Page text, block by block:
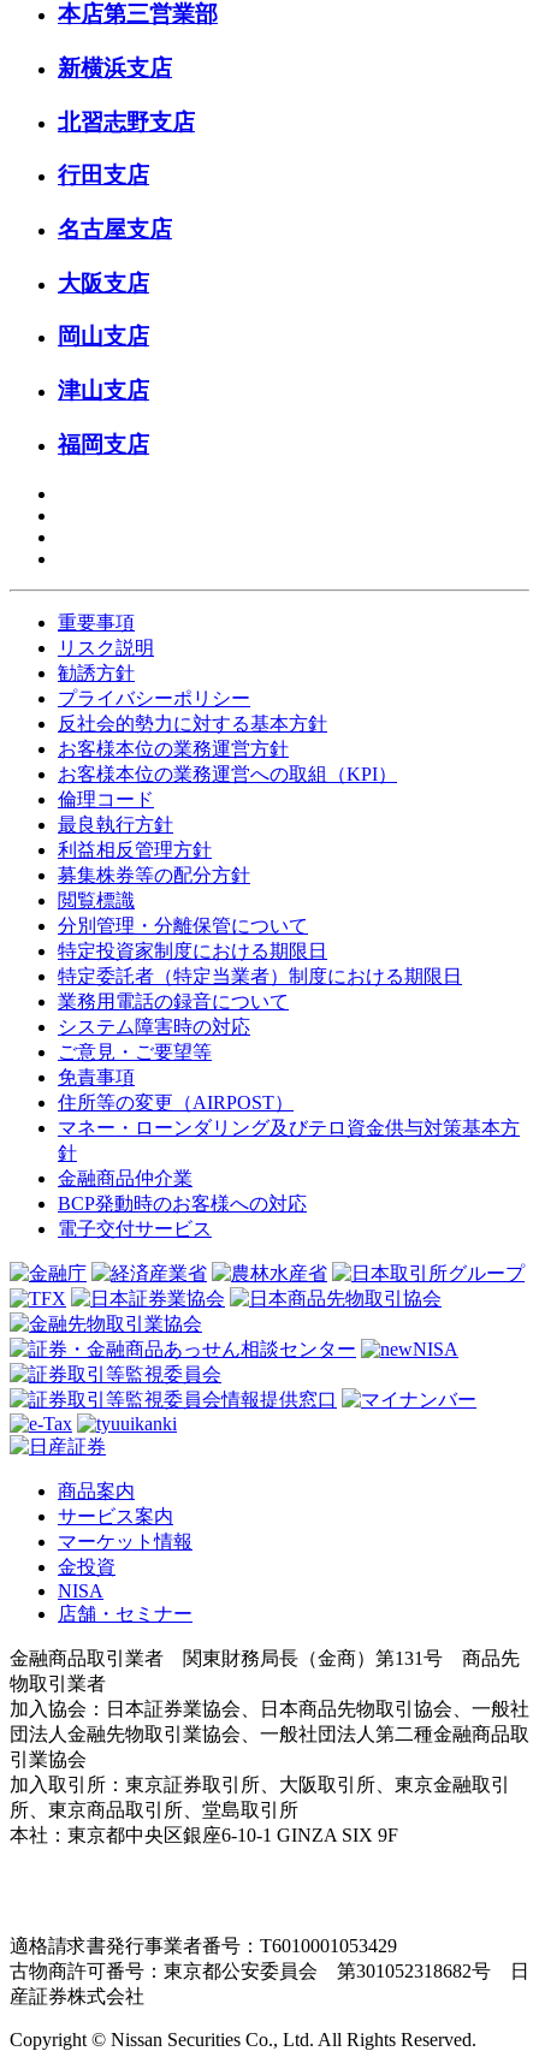
本店第三営業部
新横浜支店
北習志野支店
行田支店
名古屋支店
大阪支店
岡山支店
津山支店
福岡支店
重要事項
リスク説明
勧誘方針
プライバシーポリシー
反社会的勢力に対する基本方針
お客様本位の業務運営方針
お客様本位の業務運営への取組（KPI）
倫理コード
最良執行方針
利益相反管理方針
募集株券等の配分方針
閲覧標識
分別管理・分離保管について
特定投資家制度における期限日
特定委託者（特定当業者）制度における期限日
業務用電話の録音について
システム障害時の対応
ご意見・ご要望等
免責事項
住所等の変更（AIRPOST）
マネー・ローンダリング及びテロ資金供与対策基本方
針
金融商品仲介業
BCP発動時のお客様への対応
電子交付サービス
商品案内
サービス案内
マーケット情報
金投資
NISA
店舗・セミナー
金融商品取引業者 関東財務局長（金商）第131号 商品先
物取引業者
加入協会：日本証券業協会、日本商品先物取引協会、一般社
団法人金融先物取引業協会、一般社団法人第二種金融商品取
引業協会
加入取引所：東京証券取引所、大阪取引所、東京金融取引
所、東京商品取引所、堂島取引所
本社：東京都中央区銀座6-10-1 GINZA SIX 9F
適格請求書発行事業者番号：T6010001053429
古物商許可番号：東京都公安委員会 第301052318682号 日
産証券株式会社
Copyright © Nissan Securities Co., Ltd. All Rights Reserved.